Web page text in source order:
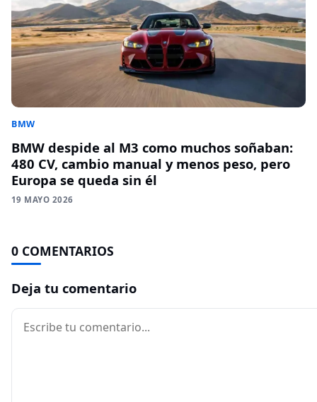
BMW
BMW despide al M3 como muchos soñaban:
480 CV, cambio manual y menos peso, pero
Europa se queda sin él
19 MAYO 2026
0 COMENTARIOS
Deja tu comentario
Comentario